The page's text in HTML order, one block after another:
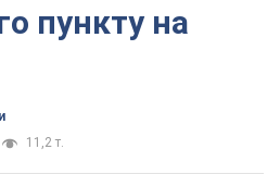
пункту на
11,2 т.